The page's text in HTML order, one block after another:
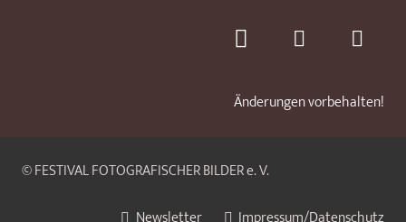
Änderungen vorbehalten!
© FESTIVAL FOTOGRAFISCHER BILDER e. V.